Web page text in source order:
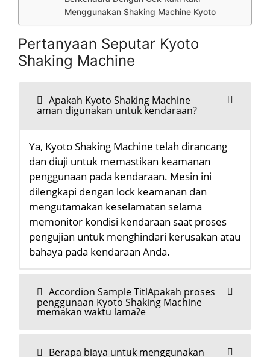
Menggunakan Shaking Machine Kyoto
Pertanyaan Seputar Kyoto
Shaking Machine
Apakah Kyoto Shaking Machine
aman digunakan untuk kendaraan?
Ya, Kyoto Shaking Machine telah dirancang
dan diuji untuk memastikan keamanan
penggunaan pada kendaraan. Mesin ini
dilengkapi dengan lock keamanan dan
mengutamakan keselamatan selama
memonitor kondisi kendaraan saat proses
pengujian untuk menghindari kerusakan atau
bahaya pada kendaraan Anda.
Accordion Sample TitlApakah proses
penggunaan Kyoto Shaking Machine
memakan waktu lama?e
Berapa biaya untuk menggunakan